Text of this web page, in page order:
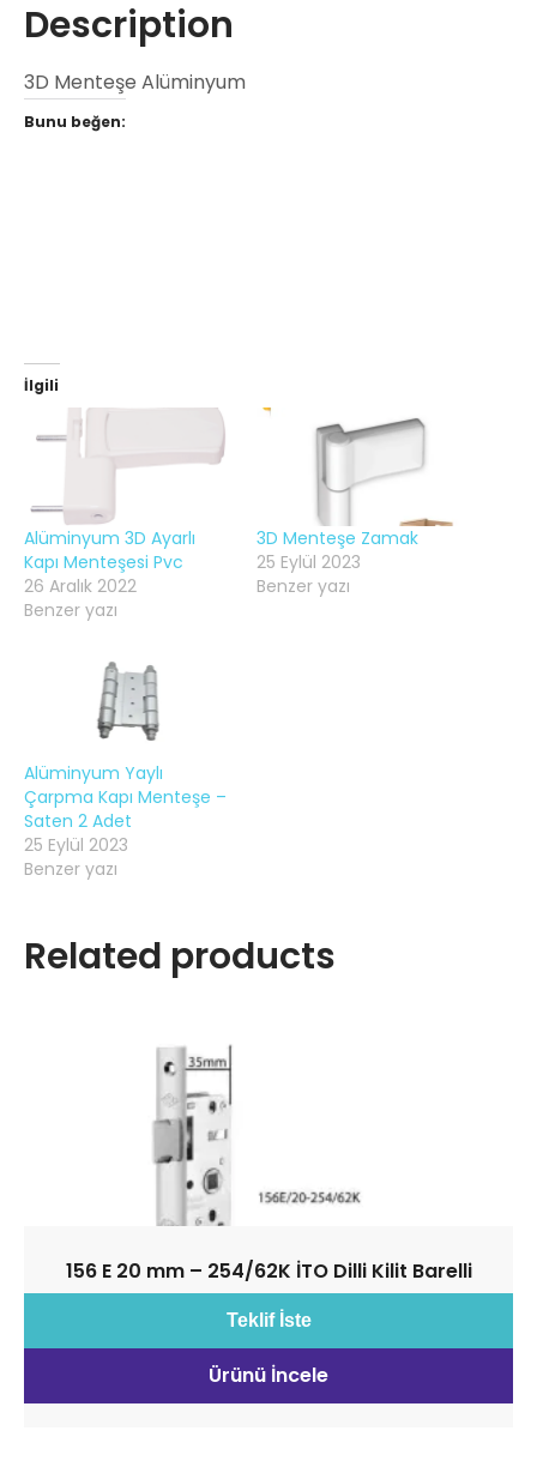
Description
3D Menteşe Alüminyum
Bunu beğen:
İlgili
Alüminyum 3D Ayarlı
Kapı Menteşesi Pvc
26 Aralık 2022
Benzer yazı
3D Menteşe Zamak
25 Eylül 2023
Benzer yazı
Alüminyum Yaylı
Çarpma Kapı Menteşe –
Saten 2 Adet
25 Eylül 2023
Benzer yazı
Related products
156 E 20 mm – 254/62K İTO Dilli Kilit Barelli
Teklif İste
Ürünü İncele